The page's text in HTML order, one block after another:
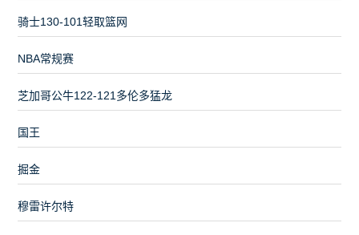
骑士130-101轻取篮网
NBA常规赛
芝加哥公牛122-121多伦多猛龙
国王
掘金
穆雷许尔特